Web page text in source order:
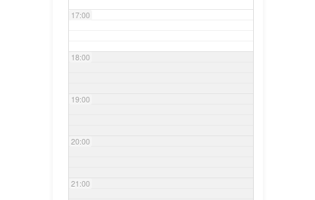
17:00
18:00
19:00
20:00
21:00